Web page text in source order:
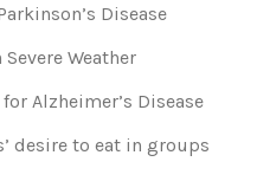
Disease
Weather
Alzheimer’s Disease
desire to eat in groups